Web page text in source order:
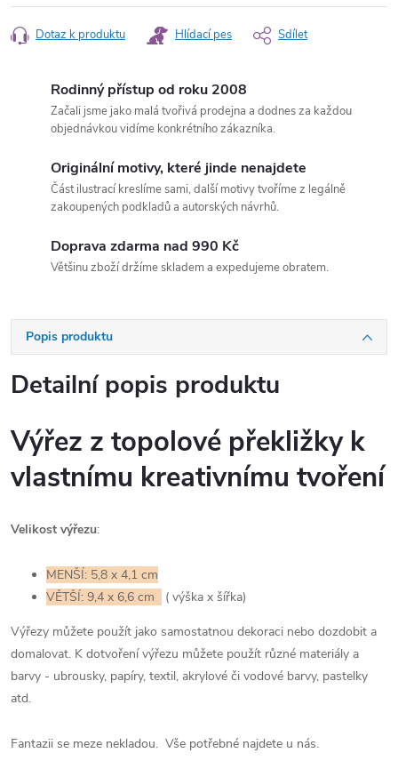
Dotaz k produktu Hlídací pes Sdílet
Rodinný přístup od roku 2008
Začali jsme jako malá tvořivá prodejna a dodnes za každou
objednávkou vidíme konkrétního zákazníka.
Originální motivy, které jinde nenajdete
Část ilustrací kreslíme sami, další motivy tvoříme z legálně
zakoupených podkladů a autorských návrhů.
Doprava zdarma nad 990 Kč
Většinu zboží držíme skladem a expedujeme obratem.
Popis produktu
Detailní popis produktu
Výřez z topolové překližky k
vlastnímu kreativnímu tvoření
Velikost výřezu:
MENŠÍ: 5,8 x 4,1 cm
VĚTŠÍ: 9,4 x 6,6 cm
( výška x šířka)
Výřezy můžete použít jako samostatnou dekoraci nebo dozdobit a
domalovat. K dotvoření výřezu můžete použít různé materiály a
barvy - ubrousky, papíry, textil, akrylové či vodové barvy, pastelky
atd.
Fantazii se meze nekladou. Vše potřebné najdete u nás.